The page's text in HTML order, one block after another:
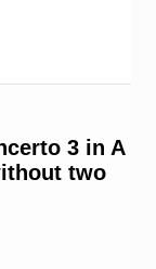
3 in A
two